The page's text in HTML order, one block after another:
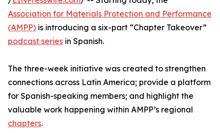
Association for Materials Protection and Performance
(AMPP) is introducing a six-part “Chapter Takeover”
podcast series in Spanish.
The three-week initiative was created to strengthen
connections across Latin America; provide a platform
for Spanish-speaking members; and highlight the
valuable work happening within AMPP’s regional
chapters.